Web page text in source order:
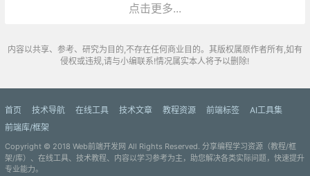
点击更多...
内容以共享、参考、研究为目的,不存在任何商业目的。其版权属原作者所有,如有
侵权或违规,请与小编联系!情况属实本人将予以删除!
首页 技术导航 在线工具 技术文章 教程资源 前端标签
AI工具集
前端库/框架